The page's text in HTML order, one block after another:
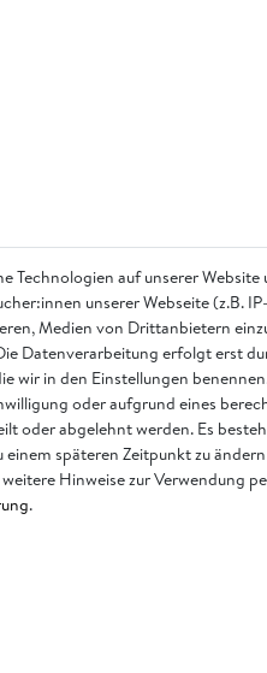
Technologien auf unserer
unserer Webseite (z.B.
Medien von Drittanbietern
Datenverarbeitung erfolgt erst
wir in den Einstellungen
oder aufgrund eines
oder abgelehnt werden. Es
späteren Zeitpunkt zu
Hinweise zur Verwendung
.